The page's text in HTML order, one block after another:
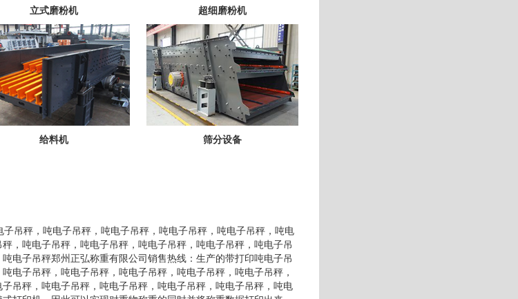
立式磨粉机 超细磨粉机
给料机 筛分设备
吊秤，吨电子吊秤，吨电子吊秤，吨电子吊秤，吨电子吊秤，吨电
，吨电子吊秤，吨电子吊秤，吨电子吊秤，吨电子吊秤，吨电子吊
电子吊秤郑州正弘称重有限公司销售热线：生产的带打印吨电子吊
电子吊秤，吨电子吊秤，吨电子吊秤，吨电子吊秤，吨电子吊秤，
吊秤，吨电子吊秤，吨电子吊秤，吨电子吊秤，吨电子吊秤，吨电